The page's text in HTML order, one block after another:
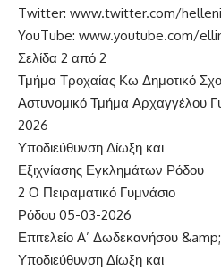
Twitter: www.twitter.com/
YouTube: www.youtube.com/
Σελίδα 2 από 2
Τμήμα Τροχαίας Κω Δημοτικό
Αστυνομικό Τμήμα Αρχαγγέλου
2026
Υποδιεύθυνση Δίωξη και
Εξιχνίασης Εγκλημάτων Ρόδου
2 Ο Πειραματικό Γυμνάσιο
Ρόδου 05-03-2026
Επιτελείο Α’ Δωδεκανήσου &amp;
Υποδιεύθυνση Δίωξη και